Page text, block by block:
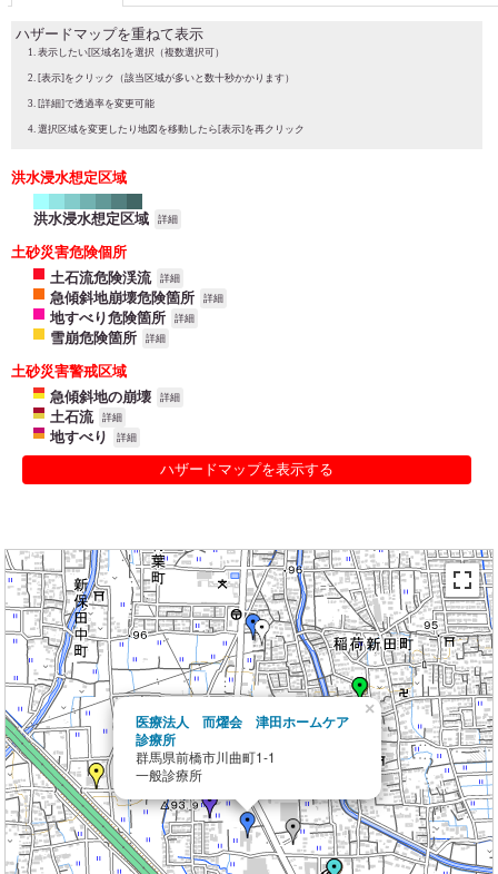
ハザードマップを重ねて表示
表示したい[区域名]を選択（複数選択可）
[表示]をクリック（該当区域が多いと数十秒かかります）
[詳細]で透過率を変更可能
選択区域を変更したり地図を移動したら[表示]を再クリック
洪水浸水想定区域
洪水浸水想定区域 詳細
土砂災害危険個所
土石流危険渓流
詳細
急傾斜地崩壊危険箇所 詳細
地すべり危険箇所 詳細
雪崩危険箇所 詳細
土砂災害警戒区域
急傾斜地の崩壊
詳細
土石流 詳細
地すべり 詳細
ハザードマップを表示する
医療法人 而燿会 津田ホームケア
診療所
群馬県前橋市川曲町1-1
一般診療所
×